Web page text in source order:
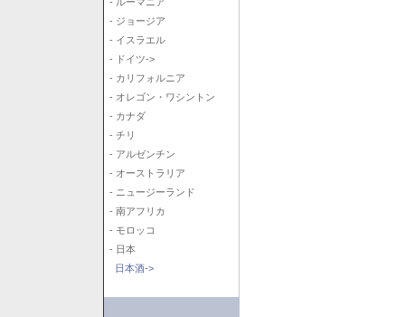
- ジョージア
- イスラエル
- ドイツ->
- カリフォルニア
- オレゴン・ワシントン
- カナダ
- チリ
- アルゼンチン
- オーストラリア
- ニュージーランド
- 南アフリカ
- モロッコ
- 日本
日本酒->